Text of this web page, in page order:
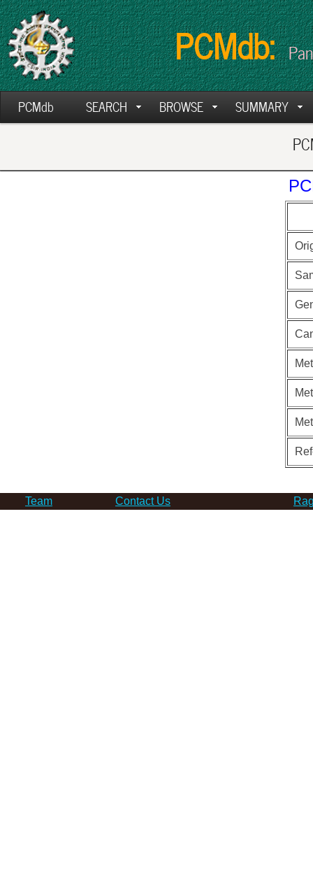
PCMdb:
PCMdb SEARCH BROWSE SUMMARY
Team Contact Us